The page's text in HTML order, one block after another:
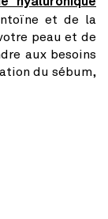
et de la
peau et de
aux besoins
du sébum,